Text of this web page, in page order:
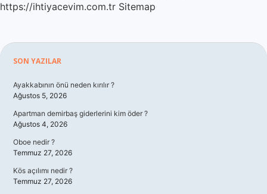
https://ihtiyacevim.com.tr Sitemap
Sidebar
SON YAZILAR
Ayakkabının önü neden kırılır ?
Ağustos 5, 2026
Apartman demirbaş giderlerini kim öder ?
Ağustos 4, 2026
Oboe nedir ?
Temmuz 27, 2026
Kös açılımı nedir ?
Temmuz 27, 2026